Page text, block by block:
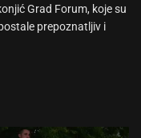
Grad Forum, koje su
prepoznatljiv i